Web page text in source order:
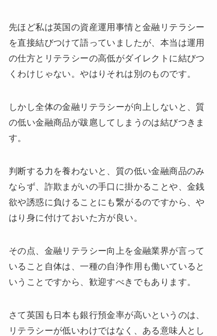
先ほど私は英国の資産運用事情と金融リテラシー
を直接結びつけて語っていましたが、本当は運用
の仕方とリテラシーの高低がダイレクトに結びつ
くわけじゃない。やはりそれは別のものです。
しかし全体の金融リテラシーが向上しないと、質
の低い金融商品が跋扈してしまうのは結びつきま
す。
判断する力を養わないと、質の低い金融商品のみ
ならず、詐欺まがいの手口に掛かることや、金銭
欲や誘惑に負けることにも繋がるのですから、や
はり身に付けておいた方が良い。
その点、金融リテラシー向上を金融業界が言って
いること自体は、一種の自浄作用も働いていると
いうことですから、歓迎すべきでもあります。
さて英国も日本も銀行預金率が高いというのは、
リテラシーが低いわけではなく、ある意味人とし